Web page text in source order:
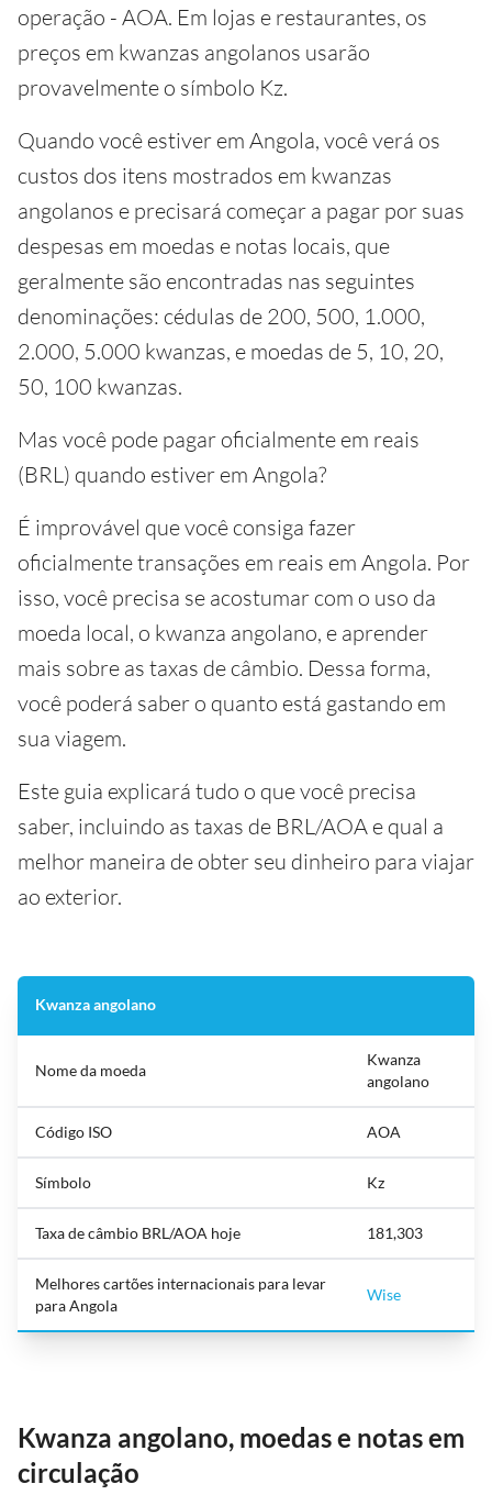
operação - AOA. Em lojas e restaurantes, os
preços em kwanzas angolanos usarão
provavelmente o símbolo Kz.
Quando você estiver em Angola, você verá os
custos dos itens mostrados em kwanzas
angolanos e precisará começar a pagar por suas
despesas em moedas e notas locais, que
geralmente são encontradas nas seguintes
denominações: cédulas de 200, 500, 1.000,
2.000, 5.000 kwanzas, e moedas de 5, 10, 20,
50, 100 kwanzas.
Mas você pode pagar oficialmente em reais
(BRL) quando estiver em Angola?
É improvável que você consiga fazer
oficialmente transações em reais em Angola. Por
isso, você precisa se acostumar com o uso da
moeda local, o kwanza angolano, e aprender
mais sobre as taxas de câmbio. Dessa forma,
você poderá saber o quanto está gastando em
sua viagem.
Este guia explicará tudo o que você precisa
saber, incluindo as taxas de BRL/AOA e qual a
melhor maneira de obter seu dinheiro para viajar
ao exterior.
Kwanza angolano
Nome da moeda
Kwanza
angolano
Código ISO AOA
Símbolo Kz
Taxa de câmbio BRL/AOA hoje 181,303
Melhores cartões internacionais para levar
para Angola
Wise
Kwanza angolano, moedas e notas em
circulação